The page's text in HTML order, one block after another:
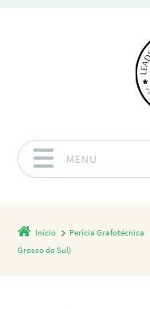
MENU
Início Perícia Grafotécnica
Grosso do Sul)